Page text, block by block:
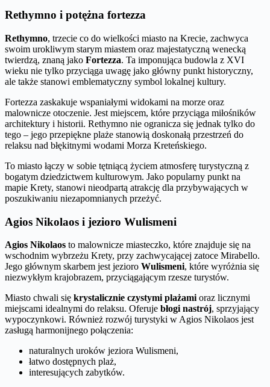
Rethymno i potężna fortezza
Rethymno, trzecie co do wielkości miasto na Krecie, zachwyca
swoim urokliwym starym miastem oraz majestatyczną wenecką
twierdzą, znaną jako Fortezza. Ta imponująca budowla z XVI
wieku nie tylko przyciąga uwagę jako główny punkt historyczny,
ale także stanowi emblematyczny symbol lokalnej kultury.
Fortezza zaskakuje wspaniałymi widokami na morze oraz
malownicze otoczenie. Jest miejscem, które przyciąga miłośników
architektury i historii. Rethymno nie ogranicza się jednak tylko do
tego – jego przepiękne plaże stanowią doskonałą przestrzeń do
relaksu nad błękitnymi wodami Morza Kreteńskiego.
To miasto łączy w sobie tętniącą życiem atmosferę turystyczną z
bogatym dziedzictwem kulturowym. Jako popularny punkt na
mapie Krety, stanowi nieodpartą atrakcję dla przybywających w
poszukiwaniu niezapomnianych przeżyć.
Agios Nikolaos i jezioro Wulismeni
Agios Nikolaos to malownicze miasteczko, które znajduje się na
wschodnim wybrzeżu Krety, przy zachwycającej zatoce Mirabello.
Jego głównym skarbem jest jezioro Wulismeni, które wyróżnia się
niezwykłym krajobrazem, przyciągającym rzesze turystów.
Miasto chwali się krystalicznie czystymi plażami oraz licznymi
miejscami idealnymi do relaksu. Oferuje błogi nastrój, sprzyjający
wypoczynkowi. Również rozwój turystyki w Agios Nikolaos jest
zasługą harmonijnego połączenia:
naturalnych uroków jeziora Wulismeni,
łatwo dostępnych plaż,
interesujących zabytków.